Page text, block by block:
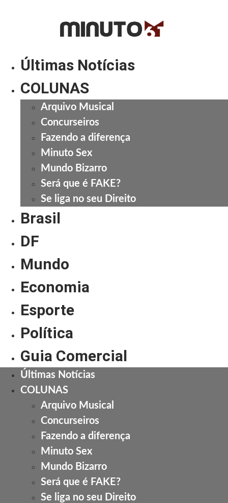
Últimas Notícias
COLUNAS
Arquivo Musical
Concurseiros
Fazendo a diferença
Minuto Sex
Mundo Bizarro
Será que é FAKE?
Se liga no seu Direito
Brasil
DF
Mundo
Economia
Esporte
Política
Guia Comercial
Últimas Notícias
COLUNAS
Arquivo Musical
Concurseiros
Fazendo a diferença
Minuto Sex
Mundo Bizarro
Será que é FAKE?
Se liga no seu Direito